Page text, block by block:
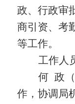
政、行政审
商引资、考
等工作。
工作人
何 政
作，协调局